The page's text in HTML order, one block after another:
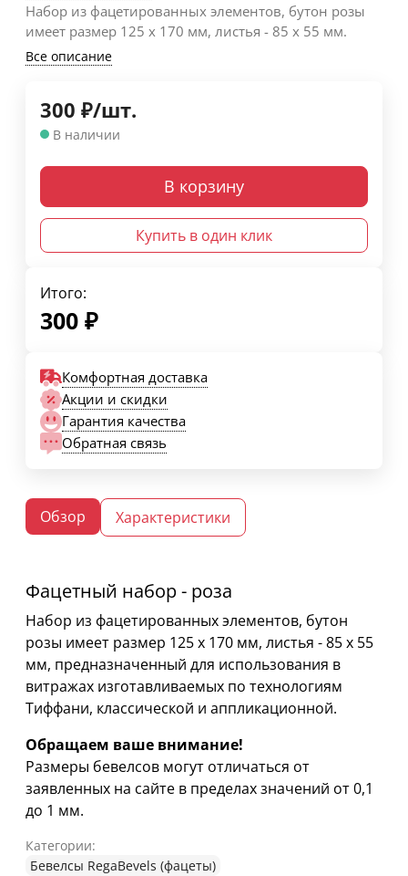
Набор из фацетированных элементов, бутон розы
имеет размер 125 х 170 мм, листья - 85 х 55 мм.
Все описание
300 ₽/шт.
В наличии
В корзину
Купить в один клик
Итого:
300 ₽
Комфортная доставка
Акции и скидки
Гарантия качества
Обратная связь
Обзор Характеристики
Фацетный набор - роза
Набор из фацетированных элементов, бутон
розы имеет размер 125 х 170 мм, листья - 85 х 55
мм, предназначенный для использования в
витражах изготавливаемых по технологиям
Тиффани, классической и аппликационной.
Обращаем ваше внимание!
Размеры бевелсов могут отличаться от
заявленных на сайте в пределах значений от 0,1
до 1 мм.
Категории:
Бевелсы RegaBevels (фацеты)